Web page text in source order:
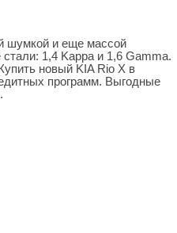
шумкой и еще массой
1,4 Kappa и 1,6 Gamma.
новый KIA Rio Х в
программ. Выгодные